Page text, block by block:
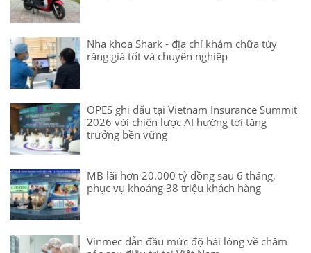
Nha khoa Shark - địa chỉ khám chữa tủy
răng giá tốt và chuyên nghiệp
OPES ghi dấu tại Vietnam Insurance Summit
2026 với chiến lược AI hướng tới tăng
trưởng bền vững
MB lãi hơn 20.000 tỷ đồng sau 6 tháng,
phục vụ khoảng 38 triệu khách hàng
Vinmec dẫn đầu mức độ hài lòng về chăm